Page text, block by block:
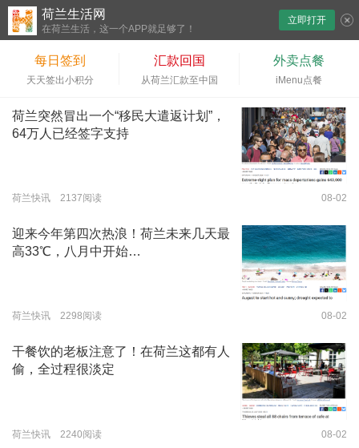
荷兰生活网
在荷兰生活，这一个APP就足够了！
立即打开
每日签到
天天签出小积分
汇款回国
从荷兰汇款至中国
外卖点餐
iMenu点餐
荷兰突然冒出一个“移民大遣返计划”，
64万人已经签字支持
荷兰快讯 2137阅读 08-02
迎来今年第四次热浪！荷兰未来几天最
高33℃，八月中开始…
荷兰快讯 2298阅读 08-02
干餐饮的老板注意了！在荷兰这都有人
偷，全过程很淡定
荷兰快讯 2240阅读 08-02